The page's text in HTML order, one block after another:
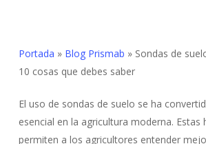
Portada » Blog Prismab » Sondas de
10 cosas que debes saber
El uso de sondas de suelo se ha
esencial en la agricultura moderna. Estas
permiten a los agricultores entender